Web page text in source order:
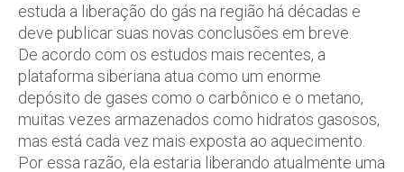
estuda a liberação do gás na região há décadas e
deve publicar suas novas conclusões em breve.
De acordo com os estudos mais recentes, a
plataforma siberiana atua como um enorme
depósito de gases como o carbônico e o metano,
muitas vezes armazenados como hidratos gasosos,
mas está cada vez mais exposta ao aquecimento.
Por essa razão, ela estaria liberando atualmente uma